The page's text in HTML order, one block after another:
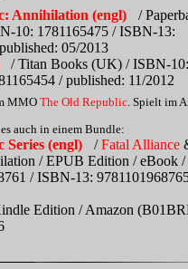
Annihilation (engl)
/
10: 1781165475 / ISBN-13:
05/2013
/ Titan Books (UK) / ISBN-
/ published: 11/2012
MMOThe Old Republic . Spielt im
auch in einem Bundle:
Series (engl) /Fatal Alliance
/ EPUB Edition / eBook
/ ISBN-13:
Edition / Amazon